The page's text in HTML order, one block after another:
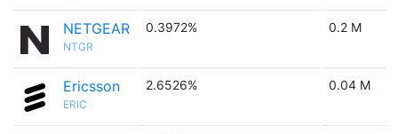
NETGEAR
NTGR
0.3972% 0.2 M
Ericsson
ERIC
2.6526% 0.04 M